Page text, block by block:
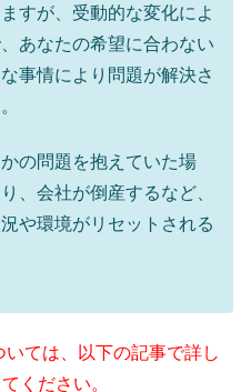
すが、受動的な変化によ
あなたの希望に合わない
事情により問題が解決さ
の問題を抱えていた場
、会社が倒産するなど、
や環境がリセットされる
ては、以下の記事で詳し
ください。